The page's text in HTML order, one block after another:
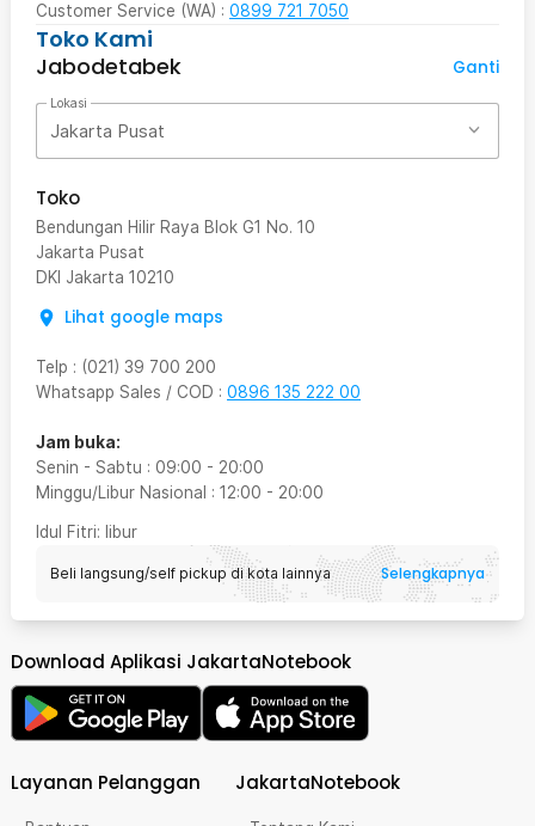
Customer Service (WA) : 0899 721 7050
Toko Kami
Jabodetabek
Ganti
Lokasi
Jakarta Pusat
Toko
Bendungan Hilir Raya Blok G1 No. 10
Jakarta Pusat
DKI Jakarta 10210
Lihat google maps
Telp : (021) 39 700 200
Whatsapp Sales / COD : 0896 135 222 00
Jam buka:
Senin - Sabtu : 09:00 - 20:00
Minggu/Libur Nasional : 12:00 - 20:00
Idul Fitri: libur
Beli langsung/self pickup di kota lainnya Selengkapnya
Download Aplikasi JakartaNotebook
Layanan Pelanggan JakartaNotebook